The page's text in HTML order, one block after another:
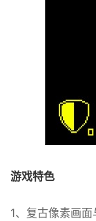
游戏特色
1、复古像素画